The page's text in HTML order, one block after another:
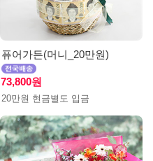
퓨어가든(머니_20만원)
73,800원
20만원 현금별도 입금